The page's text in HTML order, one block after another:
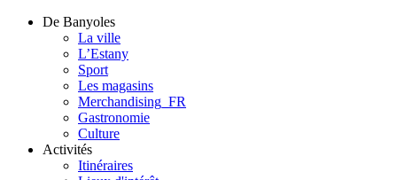
De Banyoles
La ville
L’Estany
Sport
Les magasins
Merchandising_FR
Gastronomie
Culture
Activités
Itinéraires